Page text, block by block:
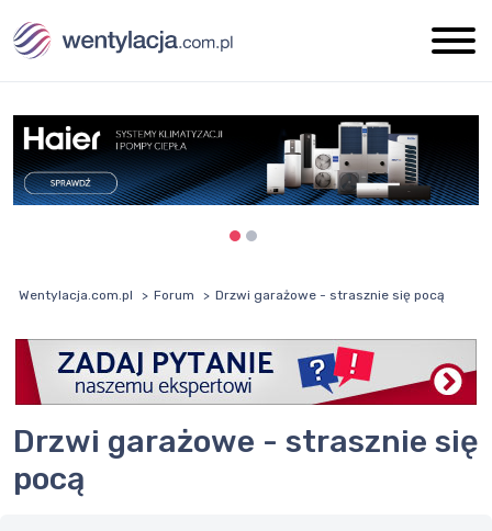
Wentylacja.com.pl Forum Drzwi garażowe - strasznie się pocą
Drzwi garażowe - strasznie się
pocą